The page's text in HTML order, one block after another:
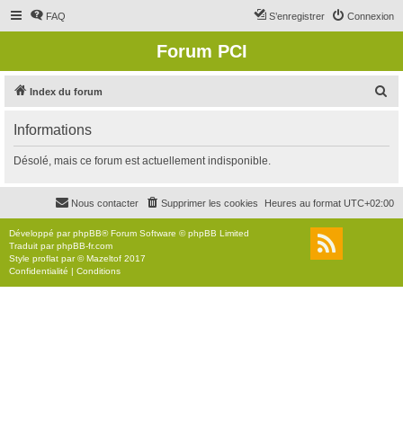
FAQ Connexion
S’enregistrer
Forum PCI
Index du forum
r
c
r
Informations
Désolé, mais ce forum est actuellement indisponible.
Heures au format UTC+02:00
Supprimer les cookies
Nous contacter
Développé parphpBB® Forum Software © phpBB Limited
Traduit parphpBB-fr.com
Style proflat par ©Mazeltof 2017
Confidentialité | Conditions